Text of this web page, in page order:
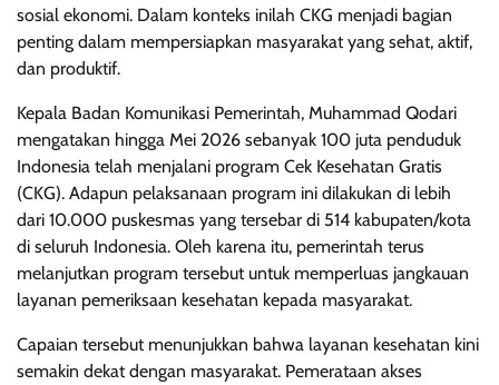
sosial ekonomi. Dalam konteks inilah CKG menjadi bagian
penting dalam mempersiapkan masyarakat yang sehat, aktif,
dan produktif.
Kepala Badan Komunikasi Pemerintah, Muhammad Qodari
mengatakan hingga Mei 2026 sebanyak 100 juta penduduk
Indonesia telah menjalani program Cek Kesehatan Gratis
(CKG). Adapun pelaksanaan program ini dilakukan di lebih
dari 10.000 puskesmas yang tersebar di 514 kabupaten/kota
di seluruh Indonesia. Oleh karena itu, pemerintah terus
melanjutkan program tersebut untuk memperluas jangkauan
layanan pemeriksaan kesehatan kepada masyarakat.
Capaian tersebut menunjukkan bahwa layanan kesehatan kini
semakin dekat dengan masyarakat. Pemerataan akses